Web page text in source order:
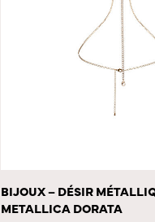
BIJOUX – DÉSIR
METALLICA DORATA